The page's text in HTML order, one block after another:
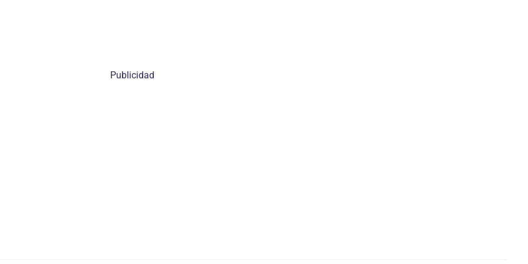
Publicidad